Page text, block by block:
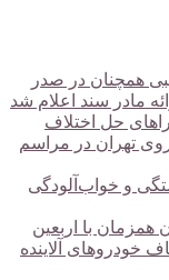
همچنان در صدر
حل اختلاف
با متروی تهران در مراسم
و خواب‌آلودگی
خودروهای آلاینده